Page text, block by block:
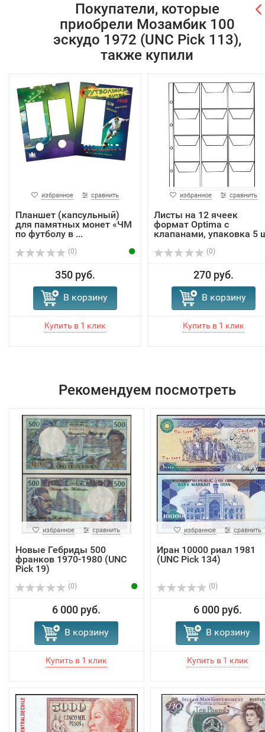
Покупатели, которые
приобрели Мозамбик 100
эскудо 1972 (UNC Pick 113),
также купили
избранное сравнить
Планшет (капсульный)
для памятных монет «ЧМ
по футболу в ...
(0)
350 руб.
В корзину
избранное сравнить
Листы на 12 ячеек
формат Optima с
клапанами, упаковка 5
(0)
270 руб.
В корзину
Рекомендуем посмотреть
избранное сравнить
Новые Гебриды 500
франков 1970-1980 (UNC
Pick 19)
(0)
6 000 руб.
В корзину
избранное сравнить
Иран 10000 риал 1981
(UNC Pick 134)
(0)
6 000 руб.
В корзину